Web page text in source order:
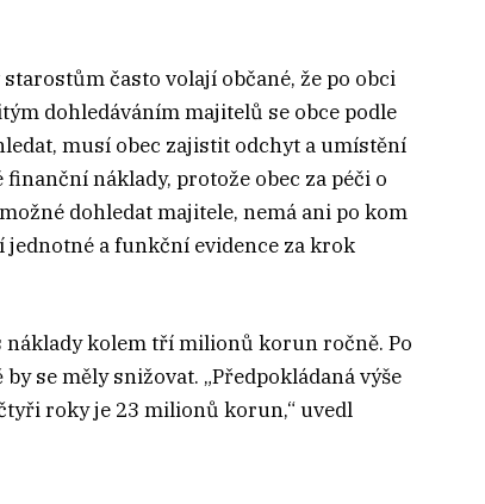
často volají občané, že po obci
dohledáváním majitelů se obce podle
musí obec zajistit odchyt a umístění
náklady, protože obec za péči o
dohledat majitele, nemá ani po kom
a funkční evidence za krok
kolem tří milionů korun ročně. Po
se měly snižovat. „Předpokládaná výše
roky je 23 milionů korun,“ uvedl